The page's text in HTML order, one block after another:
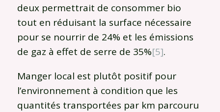
deux permettrait de consommer bio
tout en réduisant la surface nécessaire
pour se nourrir de 24% et les émissions
de gaz à effet de serre de 35%[5].
Manger local est plutôt positif pour
l’environnement à condition que les
quantités transportées par km parcouru